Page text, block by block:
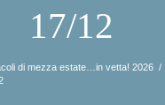
17/12
di mezza estate…in vetta! 2026 /